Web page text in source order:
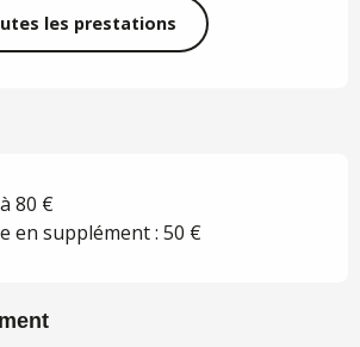
les prestations
80 €
en supplément : 50 €